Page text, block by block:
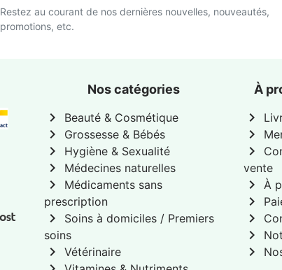
Restez au courant de nos dernières nouvelles, nouveautés,
promotions, etc.
Nos catégories
chevron_right Beauté & Cosmétique
chevron_right Grossesse & Bébés
chevron_right Hygiène & Sexualité
chevron_right Médecines naturelles
chevron_right
Médicaments sans
prescription
chevron_right
Soins à domiciles / Premiers
soins
chevron_right Vétérinaire
À
chevron_right
chevron_right
chevron_right
vente
chevron_right À
chevron_right
chevron_right
chevron_right
chevron_right